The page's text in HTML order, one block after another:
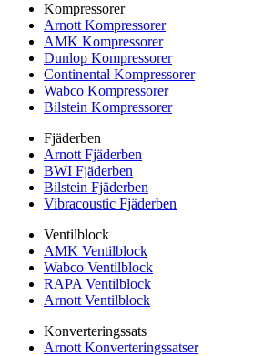
Kompressorer
Arnott Kompressorer
AMK Kompressorer
Dunlop Kompressorer
Continental Kompressorer
Wabco Kompressorer
Bilstein Kompressorer
Fjäderben
Arnott Fjäderben
BWI Fjäderben
Bilstein Fjäderben
Vibracoustic Fjäderben
Ventilblock
AMK Ventilblock
Wabco Ventilblock
RAPA Ventilblock
Arnott Ventilblock
Konverteringssats
Arnott Konverteringssatser